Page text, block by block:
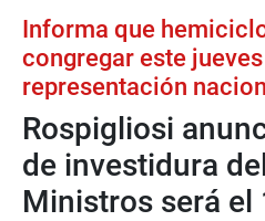
Informa que
congregar este
representación
Rospigliosi
de investidura
Ministros será el